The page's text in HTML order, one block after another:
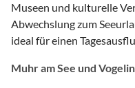
Museen und kulturelle
Abwechslung zum
ideal für einen
Muhr am See und